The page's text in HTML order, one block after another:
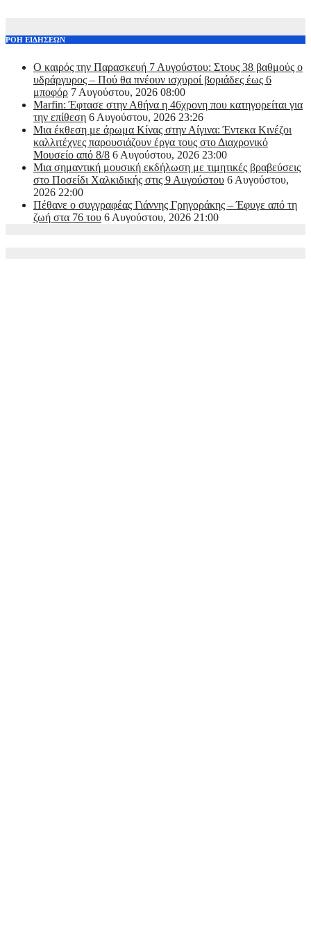
ΡΟΗ ΕΙΔΗΣΕΩΝ
Ο καιρός την Παρασκευή 7 Αυγούστου: Στους 38 βαθμούς ο
υδράργυρος – Πού θα πνέουν ισχυροί βοριάδες έως 6
μποφόρ 7 Αυγούστου, 2026 08:00
Marfin: Έφτασε στην Αθήνα η 46χρονη που κατηγορείται για
την επίθεση 6 Αυγούστου, 2026 23:26
Μια έκθεση με άρωμα Κίνας στην Αίγινα: Έντεκα Κινέζοι
καλλιτέχνες παρουσιάζουν έργα τους στο Διαχρονικό
Μουσείο από 8/8 6 Αυγούστου, 2026 23:00
Μια σημαντική μουσική εκδήλωση με τιμητικές βραβεύσεις
στο Ποσείδι Χαλκιδικής στις 9 Αυγούστου 6 Αυγούστου,
2026 22:00
Πέθανε ο συγγραφέας Γιάννης Γρηγοράκης – Έφυγε από τη
ζωή στα 76 του 6 Αυγούστου, 2026 21:00